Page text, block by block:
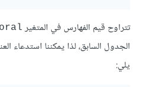
تتراوح قيم الفهارس في المتغير
الجدول السابق، لذا يمكننا استدعاء
يلي: